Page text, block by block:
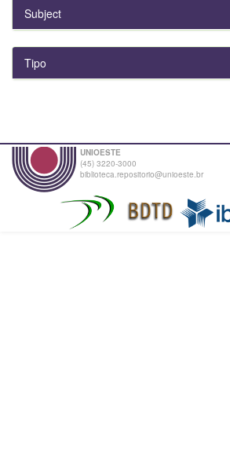
Subject
Tipo
UNIOESTE
(45) 3220-3000
biblioteca.repositorio@unioeste.br